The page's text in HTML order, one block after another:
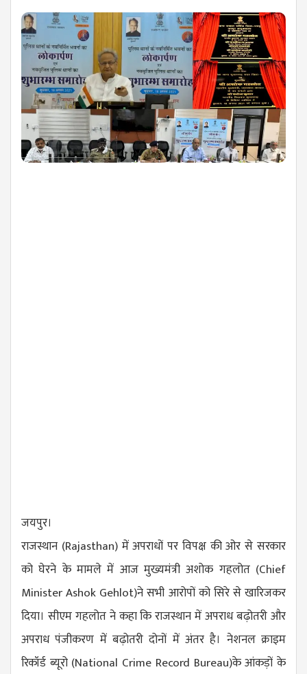
जयपुर।
राजस्थान (Rajasthan) में अपराधों पर विपक्ष की ओर से सरकार
को घेरने के मामले में आज मुख्यमंत्री अशोक गहलोत (Chief
Minister Ashok Gehlot)ने सभी आरोपों को सिरे से खारिजकर
दिया। सीएम गहलोत ने कहा कि राजस्थान में अपराध बढ़ोतरी और
अपराध पंजीकरण में बढ़ोतरी दोनों में अंतर है। नेशनल क्राइम
रिकॉर्ड ब्यूरो (National Crime Record Bureau)के आंकड़ों के